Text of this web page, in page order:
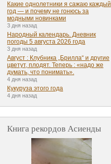
Какие однолетники я сажаю каждый
год — и почему не гонюсь за
модными новинками
3 дня назад
Народный календарь. Дневник
погоды 5 августа 2026 года
3 дня назад
Август : Клубника „Брилла“ и другие
цветут, плодят. Теперь : «надо же
думать, что понимать».
4 дня назад
Кукуруза этого года
4 дня назад
Книга рекордов Асиенды